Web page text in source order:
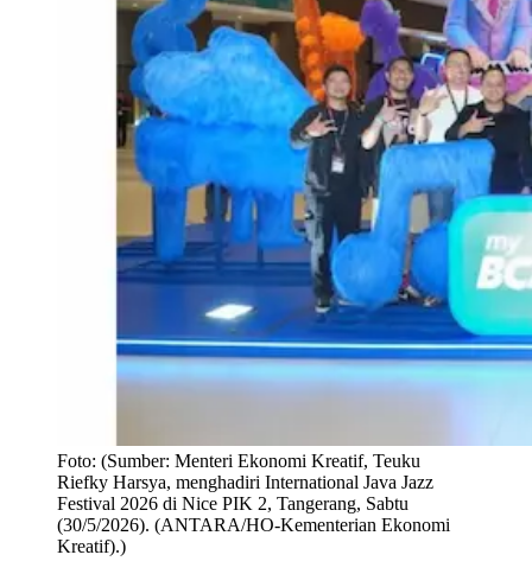
Foto: (Sumber: Menteri Ekonomi Kreatif, Teuku
Riefky Harsya, menghadiri International Java Jazz
Festival 2026 di Nice PIK 2, Tangerang, Sabtu
(30/5/2026). (ANTARA/HO-Kementerian Ekonomi
Kreatif).)